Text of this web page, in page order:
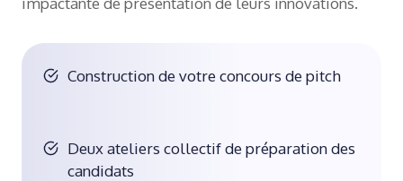
Construction de votre concours de pitch
Deux ateliers collectif de préparation des
candidats